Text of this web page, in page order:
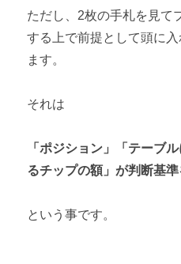
ただし、2枚の手札を見て
する上で前提として頭に
ます。
それは
「ポジション」「テーブ
るチップの額」が判断基
という事です。